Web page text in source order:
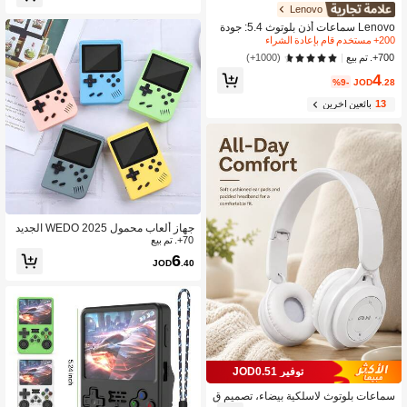
Lenovo
Lenovo سماعات أذن بلوتوث 5.4: جودة
صوت عالية، مكالمات إلغاء الضوضاء الذك
اض منخفض للغاية في زمن التأخير
200+ مستخدم قام بإعادة الشراء
700+. تم بيع
(1000+)
JOD4.28
%9-
13بائعين آخرين
توفير JOD0.51
سماعات بلوتوث لاسلكية بيضاء، تصميم ق
جهاز ألعاب محمول WEDO 2025 الجديد
ب- 400 لعبة مدمجة, أجهزة ألعاب فيديو م
حمولة تدعم ريموت التحكم وخرج للتلفاز,
70+. تم بيع
JOD6.40